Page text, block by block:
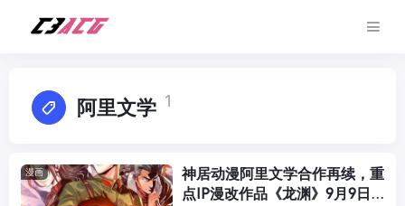
阿里文学 1
漫画
神居动漫阿里文学合作再续，重
点IP漫改作品《龙渊》9月9日